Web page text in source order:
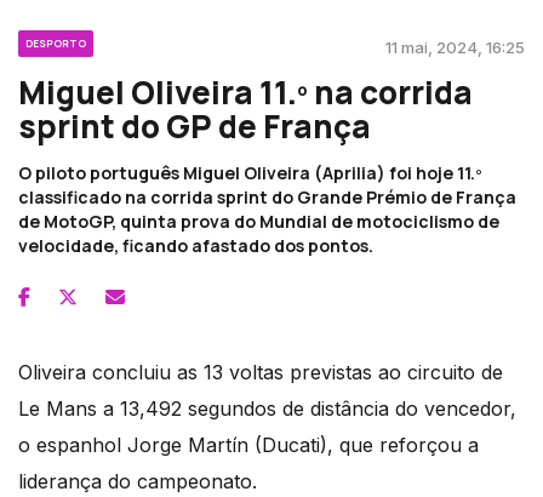
DESPORTO 11 mai, 2024, 16:25
Miguel Oliveira 11.º na corrida
sprint do GP de França
O piloto português Miguel Oliveira (Aprilia) foi hoje 11.º
classificado na corrida sprint do Grande Prémio de França
de MotoGP, quinta prova do Mundial de motociclismo de
velocidade, ficando afastado dos pontos.
Oliveira concluiu as 13 voltas previstas ao circuito de
Le Mans a 13,492 segundos de distância do vencedor,
o espanhol Jorge Martín (Ducati), que reforçou a
liderança do campeonato.